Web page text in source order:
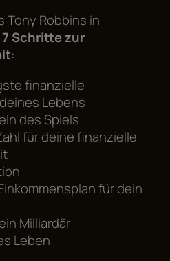
Tony Robbins in
7 Schritte zur
:
finanzielle
Lebens
des Spiels
für deine finanzielle
für dein
Milliardär
Leben